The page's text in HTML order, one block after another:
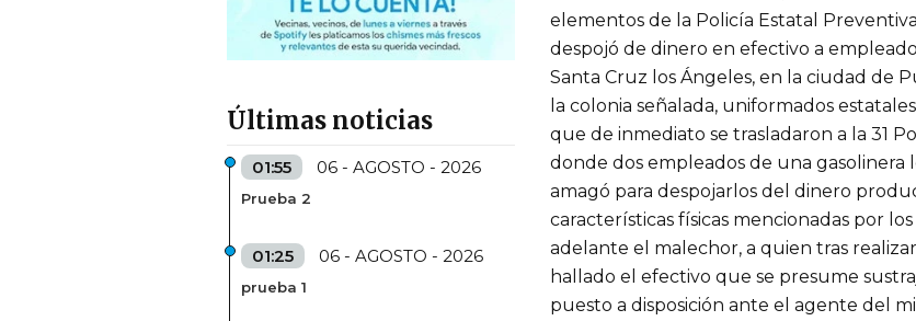
Últimas noticias
01:55 06 - AGOSTO - 2026
Prueba 2
01:25 06 - AGOSTO - 2026
prueba 1
elementos de la Policía Estatal
despojó de dinero en efectivo a
Santa Cruz los Ángeles, en la ciudad de
la colonia señalada, uniformados
que de inmediato se trasladaron a la 31
donde dos empleados de una
amagó para despojarlos del dinero
características físicas mencionadas por
adelante el malechor, a quien tras
hallado el efectivo que se presume
puesto a disposición ante el agente del